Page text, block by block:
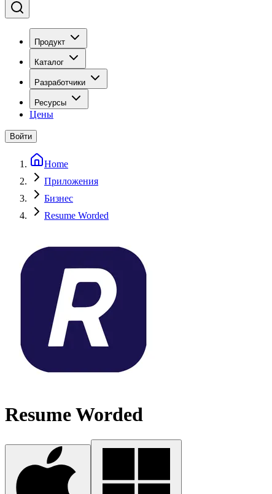
Продукт
Каталог
Разработчики
Ресурсы
Цены
Войти
Home
Приложения
Бизнес
Resume Worded
Resume Worded